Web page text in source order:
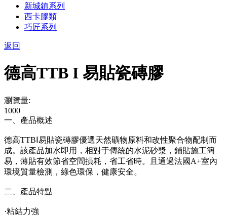
新城鎮系列
西卡膠類
巧匠系列
返回
德高TTB I 易貼瓷磚膠
瀏覽量:
1000
一、產品概述
德高TTBⅠ易貼瓷磚膠優選天然礦物原料和改性聚合物配制而
成。該產品加水即用，相對于傳統的水泥砂漿，鋪貼施工簡
易，薄貼有效節省空間損耗，省工省時。且通過法國A+室內
環境質量檢測，綠色環保，健康安全。
二、產品特點
·粘結力強